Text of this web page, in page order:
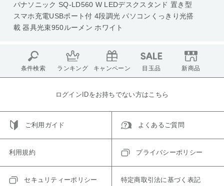
パナソニック SQ-LD560 W LEDデスクスタンド 置き型
スマホ充電USBポート付 4段調光 パソコンくっきり光搭
載 器具光束950ルーメン ホワイト
条件検索 ランキング キャンペーン 目玉品 新商品
ログインIDをお持ちでない方はこちら
ご利用ガイド よくあるご質問
利用規約 プライバシーポリシー
セキュリティーポリシー 特定商取引法に基づく表記